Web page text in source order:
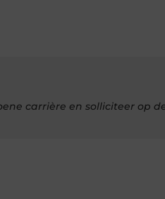
carrière en solliciteer op